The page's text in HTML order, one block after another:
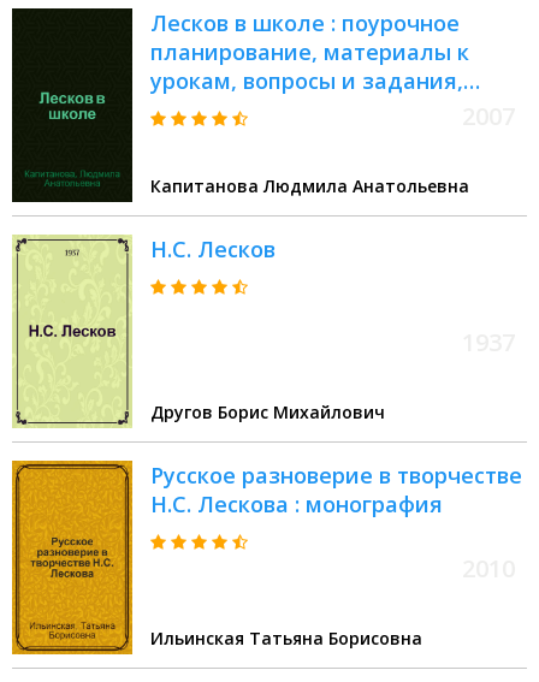
Лесков в школе : поурочное
планирование, материалы к
урокам, вопросы и задания,
анализ произведений,
для учителя
Капитанова Людмила Анатольевна
Н.С. Лесков
Другов Борис Михайлович
Русское разноверие в творчестве
Н.С. Лескова : монография
Ильинская Татьяна Борисовна